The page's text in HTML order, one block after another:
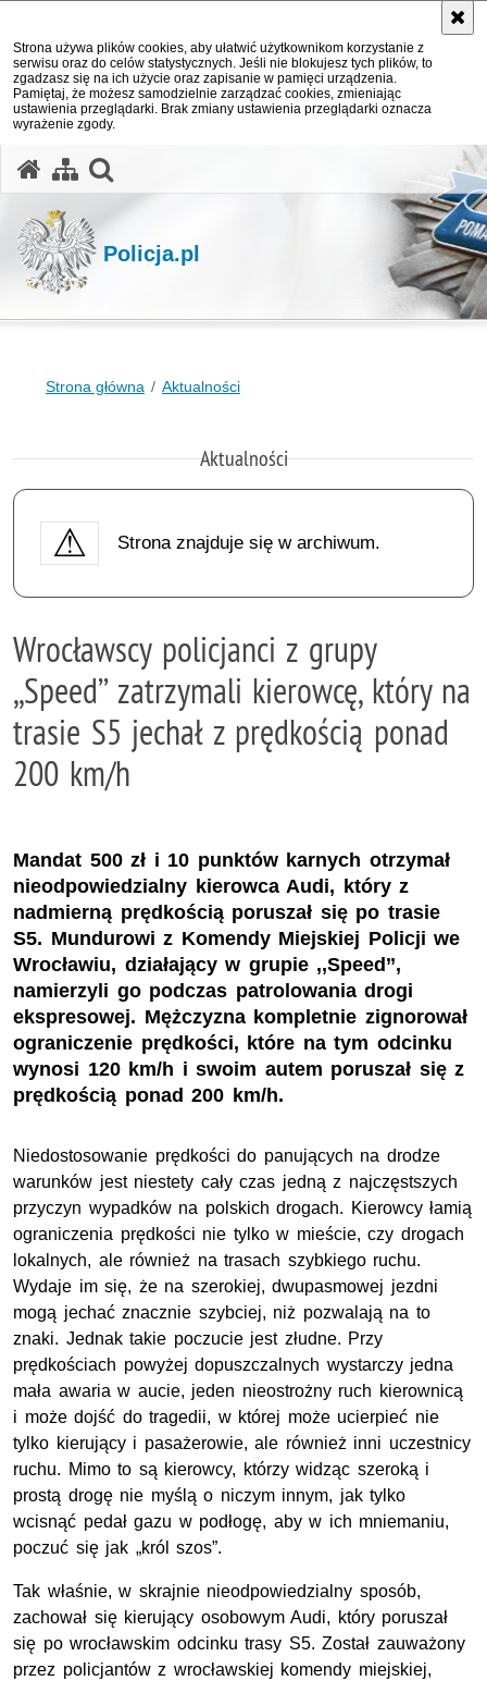
Strona używa plików cookies, aby ułatwić użytkownikom korzystanie z
serwisu oraz do celów statystycznych. Jeśli nie blokujesz tych plików, to
zgadzasz się na ich użycie oraz zapisanie w pamięci urządzenia.
Pamiętaj, że możesz samodzielnie zarządzać cookies, zmieniając
ustawienia przeglądarki. Brak zmiany ustawienia przeglądarki oznacza
wyrażenie zgody.
Policja.pl
Strona główna Aktualności
Aktualności
Strona znajduje się w archiwum.
Wrocławscy policjanci z grupy
,,Speed’’ zatrzymali kierowcę, który na
trasie S5 jechał z prędkością ponad
200 km/h
Mandat 500 zł i 10 punktów karnych otrzymał
nieodpowiedzialny kierowca Audi, który z
nadmierną prędkością poruszał się po trasie
S5. Mundurowi z Komendy Miejskiej Policji we
Wrocławiu, działający w grupie ,,Speed’’,
namierzyli go podczas patrolowania drogi
ekspresowej. Mężczyzna kompletnie zignorował
ograniczenie prędkości, które na tym odcinku
wynosi 120 km/h i swoim autem poruszał się z
prędkością ponad 200 km/h.
Niedostosowanie prędkości do panujących na drodze
warunków jest niestety cały czas jedną z najczęstszych
przyczyn wypadków na polskich drogach. Kierowcy łamią
ograniczenia prędkości nie tylko w mieście, czy drogach
lokalnych, ale również na trasach szybkiego ruchu.
Wydaje im się, że na szerokiej, dwupasmowej jezdni
mogą jechać znacznie szybciej, niż pozwalają na to
znaki. Jednak takie poczucie jest złudne. Przy
prędkościach powyżej dopuszczalnych wystarczy jedna
mała awaria w aucie, jeden nieostrożny ruch kierownicą
i może dojść do tragedii, w której może ucierpieć nie
tylko kierujący i pasażerowie, ale również inni uczestnicy
ruchu. Mimo to są kierowcy, którzy widząc szeroką i
prostą drogę nie myślą o niczym innym, jak tylko
wcisnąć pedał gazu w podłogę, aby w ich mniemaniu,
poczuć się jak „król szos”.
Tak właśnie, w skrajnie nieodpowiedzialny sposób,
zachował się kierujący osobowym Audi, który poruszał
się po wrocławskim odcinku trasy S5. Został zauważony
przez policjantów z wrocławskiej komendy miejskiej,